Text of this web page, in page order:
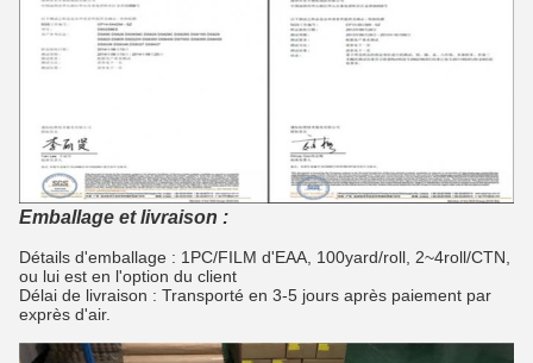
Emballage et livraison :
Détails d'emballage : 1PC/FILM d'EAA, 100yard/roll, 2~4roll/CTN,
ou lui est en l'option du client
Délai de livraison : Transporté en 3-5 jours après paiement par
exprès d'air.